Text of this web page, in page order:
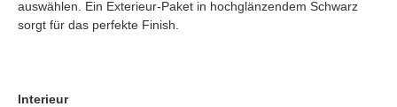
auswählen. Ein Exterieur-Paket in hochglänzendem Schwarz
sorgt für das perfekte Finish.
Interieur